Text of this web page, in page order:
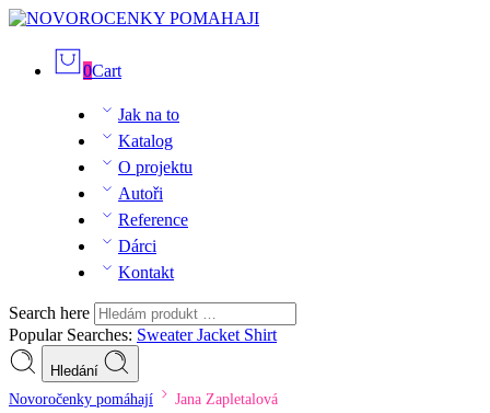
0Cart
Jak na to
Katalog
O projektu
Autoři
Reference
Dárci
Kontakt
Search here
Popular Searches: SweaterJacket Shirt
Hledání
Novoročenky pomáhají Jana Zapletalová